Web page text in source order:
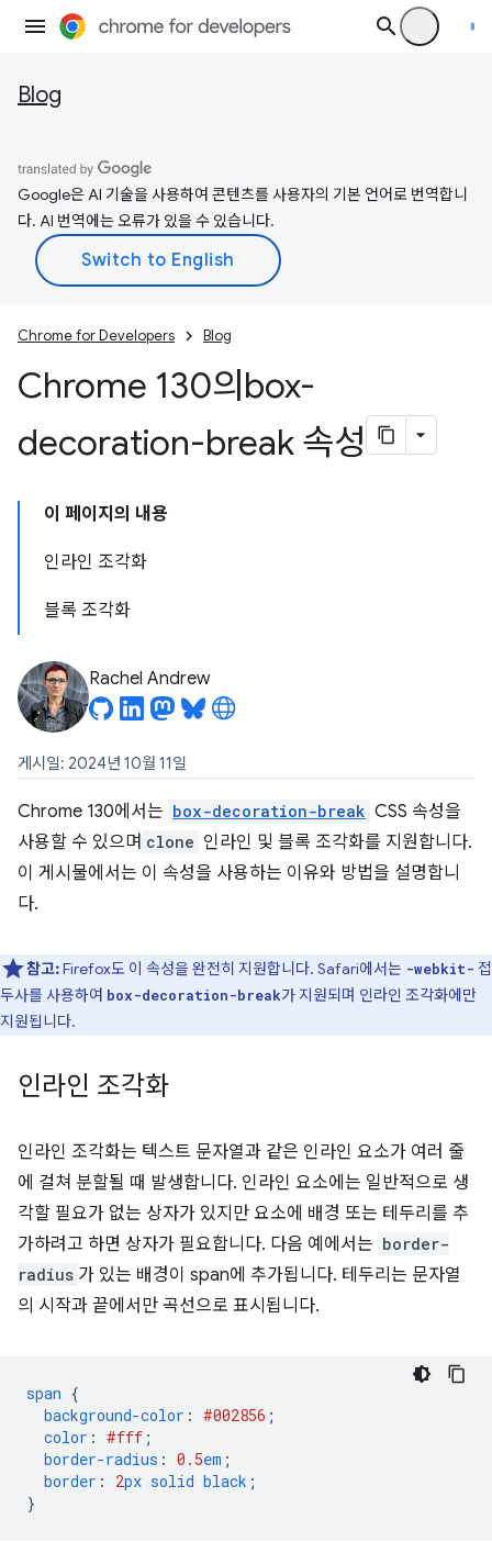
Blog
Google은 AI 기술을 사용하여 콘텐츠를 사용자의 기본 언어로 번역합니
다. AI 번역에는 오류가 있을 수 있습니다.
Chrome for Developers Blog
Chrome 130의box-
decoration-break 속성
이 페이지의 내용
인라인 조각화
블록 조각화
Rachel Andrew
게시일: 2024년 10월 11일
Chrome 130에서는 box-decoration-break CSS 속성을
사용할 수 있으며 clone 인라인 및 블록 조각화를 지원합니다.
이 게시물에서는 이 속성을 사용하는 이유와 방법을 설명합니
다.
참고:Firefox도 이 속성을 완전히 지원합니다. Safari에서는 -webkit- 접
두사를 사용하여 box-decoration-break가 지원되며 인라인 조각화에만
지원됩니다.
인라인 조각화
인라인 조각화는 텍스트 문자열과 같은 인라인 요소가 여러 줄
에 걸쳐 분할될 때 발생합니다. 인라인 요소에는 일반적으로 생
각할 필요가 없는 상자가 있지만 요소에 배경 또는 테두리를 추
가하려고 하면 상자가 필요합니다. 다음 예에서는 border-
radius 가 있는 배경이 span에 추가됩니다. 테두리는 문자열
의 시작과 끝에서만 곡선으로 표시됩니다.
span {
background-color : #002856 ;
color : #fff ;
border-radius : 0.5em ;
border : 2px solid black ;
}